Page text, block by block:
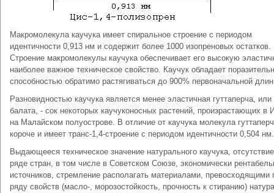
Макромолекула каучука имеет спиральное строение с периодом
идентичности 0,913 нм и содержит более 1000 изопреновых остатков.
Строение макромолекулы каучука обеспечивает его высокую
наиболее важное техническое свойство. Каучук обладает
способностью обратимо растягиваться до 900% первоначальной
Разновидностью каучука является менее эластичная гуттаперча, или
балата, - сок некоторых каучуконосных растений, произрастающих в
на Малайском полуострове. В отличие от каучука молекула
короче и имеет транс-1,4-строение с периодом идентичности 0,504 нм.
Выдающееся техническое значение натурального каучука,
ряде стран, в том числе в Советском Союзе, экономически
источников, стремление располагать материалами, превосходящими
ряду свойств (масло-, морозостойкость, прочность к стиранию)